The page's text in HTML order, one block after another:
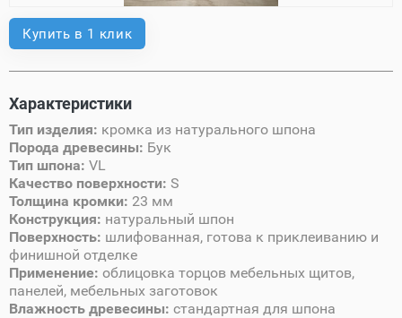
Купить в 1 клик
Характеристики
Тип изделия: кромка из натурального шпона
Порода древесины: Бук
Тип шпона: VL
Качество поверхности: S
Толщина кромки: 23 мм
Конструкция: натуральный шпон
Поверхность: шлифованная, готова к приклеиванию и
финишной отделке
Применение: облицовка торцов мебельных щитов,
панелей, мебельных заготовок
Влажность древесины: стандартная для шпона